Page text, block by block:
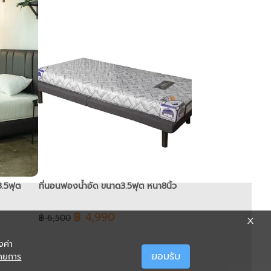
ฟุต ที่นอนฟองน้ำอัด ขนาด3.5ฟุต หนา8นิ้ว
฿ 6,500 ฿ 4,990
ค่า
ยการ
ยอมรับ